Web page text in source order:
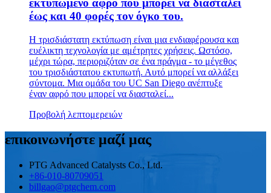
εκτυπωμένο αφρό που μπορεί να διασταλεί
έως και 40 φορές τον όγκο του.
Η τρισδιάστατη εκτύπωση είναι μια ενδιαφέρουσα και
ευέλικτη τεχνολογία με αμέτρητες χρήσεις. Ωστόσο,
μέχρι τώρα, περιοριζόταν σε ένα πράγμα - το μέγεθος
του τρισδιάστατου εκτυπωτή. Αυτό μπορεί να αλλάξει
σύντομα. Μια ομάδα του UC San Diego ανέπτυξε
έναν αφρό που μπορεί να διασταλεί...
Προβολή λεπτομερειών
επικοινωνήστε μαζί μας
PTG Advanced Catalysts Co., Ltd.
+86-010-80709051
billgao@ptgchem.com